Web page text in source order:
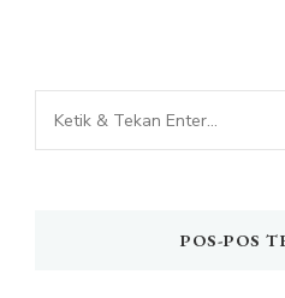
Mencari
Sesuatu?
POS-POS